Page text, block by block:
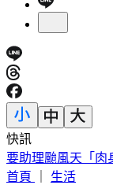
快訊
桃園明天5區近10
首頁
生活